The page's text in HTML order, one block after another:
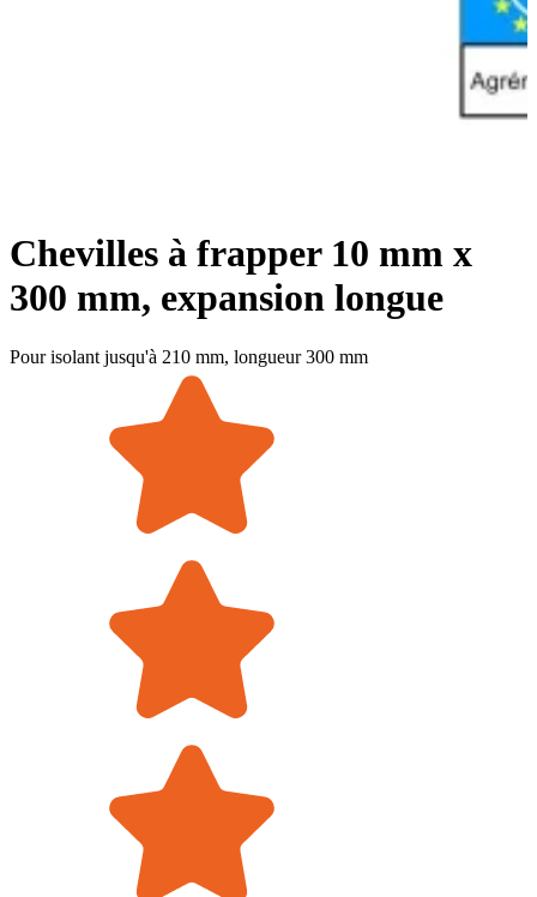
Chevilles à frapper 10 mm x
300 mm, expansion longue
Pour isolant jusqu'à 210 mm, longueur 300 mm